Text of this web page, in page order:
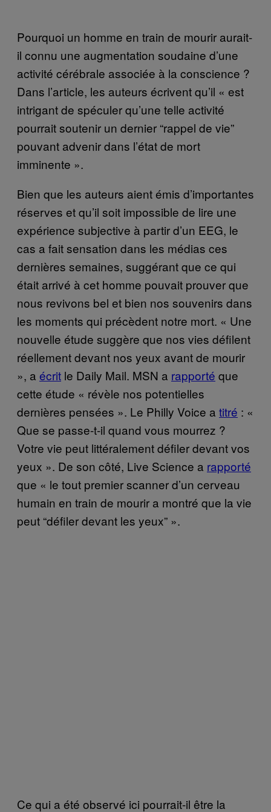
Pourquoi un homme en train de mourir aurait-
il connu une augmentation soudaine d’une
activité cérébrale associée à la conscience ?
Dans l’article, les auteurs écrivent qu’il « est
intrigant de spéculer qu’une telle activité
pourrait soutenir un dernier “rappel de vie”
pouvant advenir dans l’état de mort
imminente ».
Bien que les auteurs aient émis d’importantes
réserves et qu’il soit impossible de lire une
expérience subjective à partir d’un EEG, le
cas a fait sensation dans les médias ces
dernières semaines, suggérant que ce qui
était arrivé à cet homme pouvait prouver que
nous revivons bel et bien nos souvenirs dans
les moments qui précèdent notre mort. « Une
nouvelle étude suggère que nos vies défilent
réellement devant nos yeux avant de mourir
», a écrit le Daily Mail. MSN a rapporté que
cette étude « révèle nos potentielles
dernières pensées ». Le Philly Voice a titré : «
Que se passe-t-il quand vous mourrez ?
Votre vie peut littéralement défiler devant vos
yeux ». De son côté, Live Science a rapporté
que « le tout premier scanner d’un cerveau
humain en train de mourir a montré que la vie
peut “défiler devant les yeux” ».
Ce qui a été observé ici pourrait-il être la